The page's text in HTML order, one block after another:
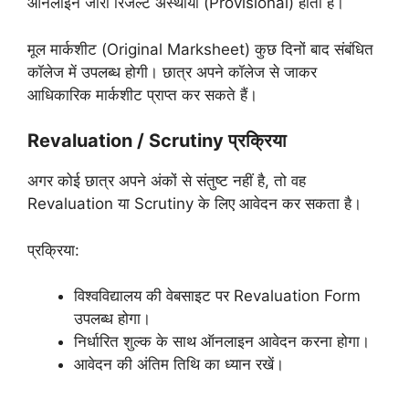
मूल मार्कशीट (Original Marksheet) कुछ दिनों बाद संबंधित
कॉलेज में उपलब्ध होगी। छात्र अपने कॉलेज से जाकर
आधिकारिक मार्कशीट प्राप्त कर सकते हैं।
Revaluation / Scrutiny प्रक्रिया
अगर कोई छात्र अपने अंकों से संतुष्ट नहीं है, तो वह
Revaluation या Scrutiny के लिए आवेदन कर सकता है।
प्रक्रिया:
विश्वविद्यालय की वेबसाइट पर Revaluation Form
उपलब्ध होगा।
निर्धारित शुल्क के साथ ऑनलाइन आवेदन करना होगा।
आवेदन की अंतिम तिथि का ध्यान रखें।